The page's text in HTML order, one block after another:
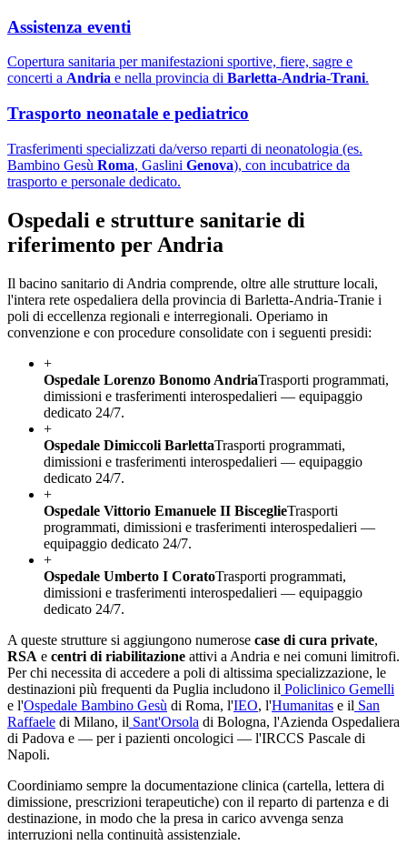
Assistenza eventi
Copertura sanitaria per manifestazioni sportive, fiere, sagre e
concerti a Andria e nella provincia di Barletta-Andria-Trani.
Trasporto neonatale e pediatrico
Trasferimenti specializzati da/verso reparti di neonatologia (es.
Bambino Gesù Roma, Gaslini Genova), con incubatrice da
trasporto e personale dedicato.
Ospedali e strutture sanitarie di
riferimento per Andria
Il bacino sanitario di Andria comprende, oltre alle strutture locali,
l'intera rete ospedaliera della provincia di Barletta-Andria-Tranie i
poli di eccellenza regionali e interregionali. Operiamo in
convenzione e con procedure consolidate con i seguenti presidi:
+
Ospedale Lorenzo Bonomo AndriaTrasporti programmati,
dimissioni e trasferimenti interospedalieri — equipaggio
dedicato 24/7.
+
Ospedale Dimiccoli BarlettaTrasporti programmati,
dimissioni e trasferimenti interospedalieri — equipaggio
dedicato 24/7.
+
Ospedale Vittorio Emanuele II BisceglieTrasporti
programmati, dimissioni e trasferimenti interospedalieri —
equipaggio dedicato 24/7.
+
Ospedale Umberto I CoratoTrasporti programmati,
dimissioni e trasferimenti interospedalieri — equipaggio
dedicato 24/7.
A queste strutture si aggiungono numerose case di cura private,
RSA e centri di riabilitazione attivi a Andria e nei comuni limitrofi.
Per chi necessita di accedere a poli di altissima specializzazione, le
destinazioni più frequenti da Puglia includono il Policlinico Gemelli
e l'Ospedale Bambino Gesù di Roma, l'IEO, l'Humanitas e il San
Raffaele di Milano, il Sant'Orsola di Bologna, l'Azienda Ospedaliera
di Padova e — per i pazienti oncologici — l'IRCCS Pascale di
Napoli.
Coordiniamo sempre la documentazione clinica (cartella, lettera di
dimissione, prescrizioni terapeutiche) con il reparto di partenza e di
destinazione, in modo che la presa in carico avvenga senza
interruzioni nella continuità assistenziale.